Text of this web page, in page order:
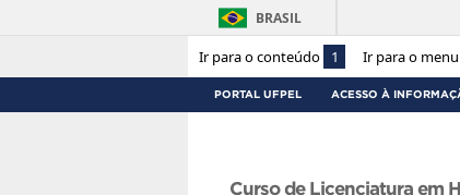
Ir para o conteúdo 1 Ir para o menu
BRASIL
PORTAL UFPEL ACESSO À
Curso de Licenciatura em